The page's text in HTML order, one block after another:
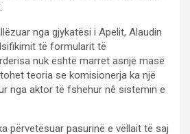
nga gjykatësi i Apelit, Alaudin
të formularit të
nuk është marret asnjë masë
teoria se komisionerja ka një
nga aktor të fshehur nê sistemin e
përvetësuar pasurinë e vëllait të saj